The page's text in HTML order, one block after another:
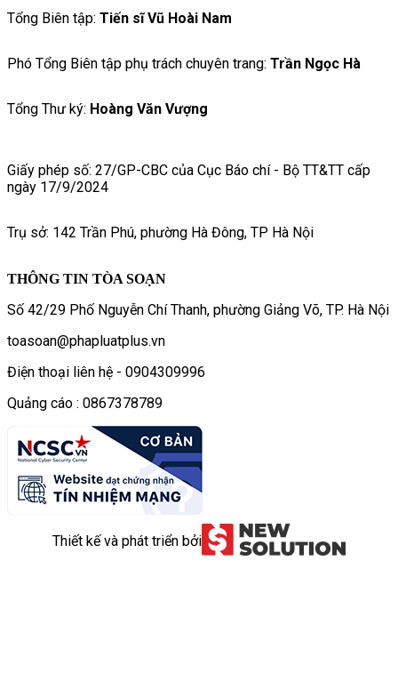
Tổng Biên tập: Tiến sĩ Vũ Hoài Nam
Phó Tổng Biên tập phụ trách chuyên trang: Trần Ngọc Hà
Tổng Thư ký: Hoàng Văn Vượng
Giấy phép số: 27/GP-CBC của Cục Báo chí - Bộ TT&TT cấp
ngày 17/9/2024
Trụ sở: 142 Trần Phú, phường Hà Đông, TP Hà Nội
THÔNG TIN TÒA SOẠN
Số 42/29 Phố Nguyễn Chí Thanh, phường Giảng Võ, TP. Hà Nội
toasoan@phapluatplus.vn
Điện thoại liên hệ - 0904309996
Quảng cáo : 0867378789
Thiết kế và phát triển bởi